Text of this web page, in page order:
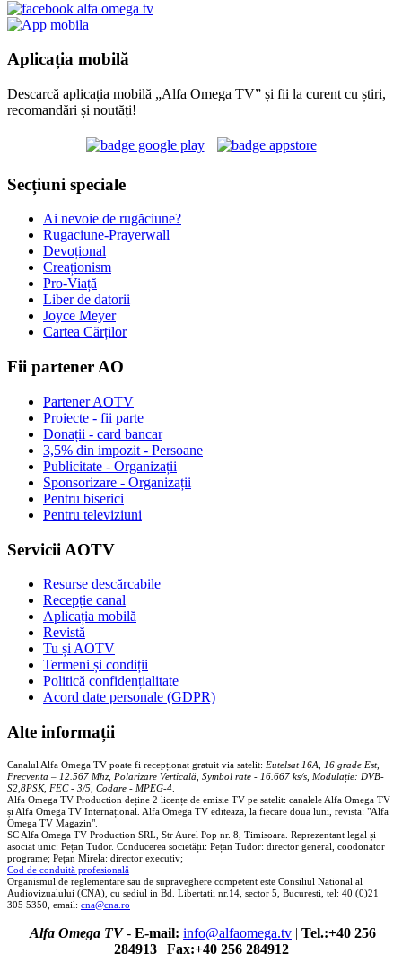
Aplicația mobilă
Descarcă aplicația mobilă „Alfa Omega TV” și fii la curent cu știri,
recomandări și noutăți!
Secțiuni speciale
Ai nevoie de rugăciune?
Rugaciune-Prayerwall
Devoțional
Creaționism
Pro-Viață
Liber de datorii
Joyce Meyer
Cartea Cărților
Fii partener AO
Partener AOTV
Proiecte - fii parte
Donații - card bancar
3,5% din impozit - Persoane
Publicitate - Organizații
Sponsorizare - Organizații
Pentru biserici
Pentru televiziuni
Servicii AOTV
Resurse descărcabile
Recepție canal
Aplicația mobilă
Revistă
Tu și AOTV
Termeni și condiții
Politică confidențialitate
Acord date personale (GDPR)
Alte informații
Canalul Alfa Omega TV poate fi recepționat gratuit via satelit: Eutelsat 16A, 16 grade Est,
Frecventa – 12.567 Mhz, Polarizare Verticală, Symbol rate - 16.667 ks/s, Modulație: DVB-
S2,8PSK, FEC - 3/5, Codare - MPEG-4
Alfa Omega TV Production deține 2 licențe de emisie TV pe satelit: canalele Alfa Omega TV
și Alfa Omega TV Internațional. Alfa Omega TV editeaza, la fiecare doua luni, revista: "Alfa
Omega TV Magazin".
SC Alfa Omega TV Production SRL, Str Aurel Pop nr. 8, Timisoara. Reprezentant legal și
asociat unic: Pețan Tudor. Conducerea societății: Pețan Tudor: director general, coodonator
programe; Pețan Mirela: director executiv;
Cod de conduită profesională
Organismul de reglementare sau de supraveghere competent este Consiliul National al
Audiovizualului (CNA), cu sediul in Bd. Libertatii nr.14, sector 5, Bucuresti, tel: 40 (0)21
305 5350, email: cna@cna.ro
Alfa Omega TV- E-mail: info@alfaomega.tv | Tel.:+40 256
284913| Fax:+40 256 284912